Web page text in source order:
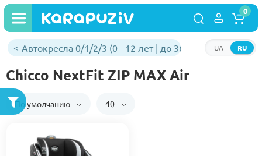
RU
UA
0
Автокресла 0/1/2/3 (0 - 12 лет | до 36 кг)
Chicco NextFit ZIP MAX Air
По умолчанию 40